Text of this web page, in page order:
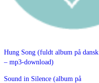
Hung Song (fuldt album på dansk
– mp3-download)
Sound in Silence (album på